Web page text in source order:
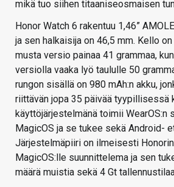
mikä tuo siihen titaaniseosmaisen
Honor Watch 6 rakentuu 1,46”
ja sen halkaisija on 46,5 mm. Kello
musta versio painaa 41 grammaa,
versiolla vaaka lyö taululle 50
rungon sisällä on 980 mAh:n akku,
riittävän jopa 35 päivää tyypillisessä
käyttöjärjestelmänä toimii WearOS:n
MagicOS ja se tukee sekä Android-
Järjestelmäpiiri on ilmeisesti
MagicOS:lle suunnittelema ja sen
määrä muistia sekä 4 Gt